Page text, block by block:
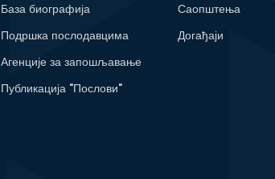
База биографија
Подршка послодавцима
Агенције за запошљавање
Публикација "Послови"
Саопштења
Догађаји